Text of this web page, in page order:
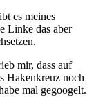
es meines
Linke das aber
mir, dass auf
Hakenkreuz noch
mal gegoogelt.